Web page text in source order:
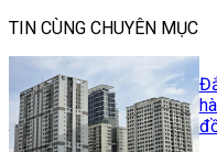
TIN CÙNG CHUYÊN MỤC